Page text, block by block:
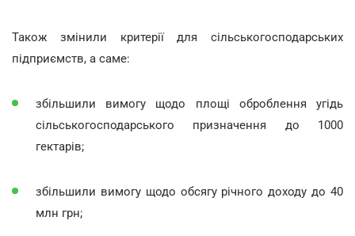
Також змінили критерії для сільськогосподарських
підприємств, а саме:
збільшили вимогу щодо площі оброблення угідь
сільськогосподарського призначення до 1000
гектарів;
збільшили вимогу щодо обсягу річного доходу до 40
млн грн;